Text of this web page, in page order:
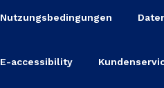
Nutzungsbedingungen
E-accessibility